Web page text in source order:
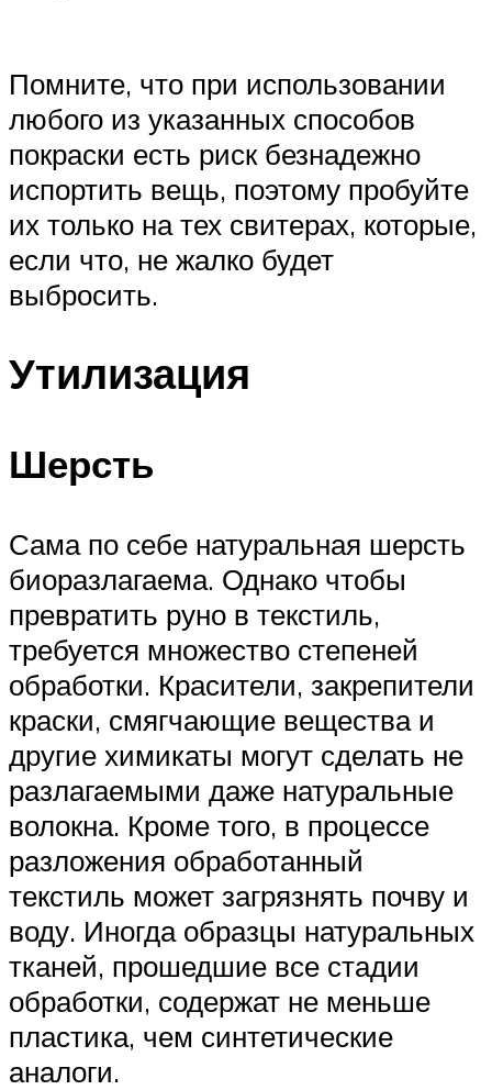
Помните, что при использовании
любого из указанных способов
покраски есть риск безнадежно
испортить вещь, поэтому пробуйте
их только на тех свитерах, которые,
если что, не жалко будет
выбросить.
Утилизация
Шерсть
Сама по себе натуральная шерсть
биоразлагаема. Однако чтобы
превратить руно в текстиль,
требуется множество степеней
обработки. Красители, закрепители
краски, смягчающие вещества и
другие химикаты могут сделать не
разлагаемыми даже натуральные
волокна. Кроме того, в процессе
разложения обработанный
текстиль может загрязнять почву и
воду. Иногда образцы натуральных
тканей, прошедшие все стадии
обработки, содержат не меньше
пластика, чем синтетические
аналоги.